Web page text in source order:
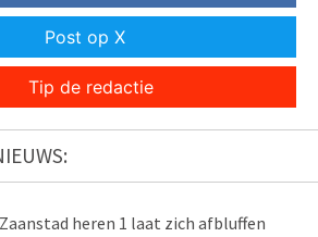
Post op X
Tip de redactie
Zaanstad heren 1 laat zich afbluffen